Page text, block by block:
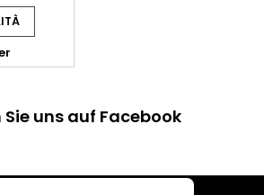
Sie uns auf Facebook